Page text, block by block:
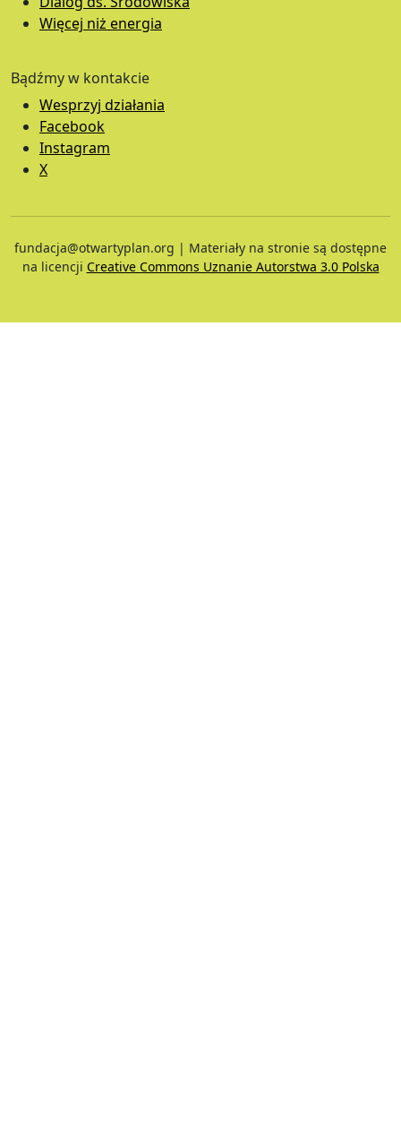
Więcej niż energia
Bądźmy w kontakcie
Wesprzyj działania
Facebook
Instagram
X
fundacja@otwartyplan.org | Materiały na stronie są dostępne
na licencji Creative Commons Uznanie Autorstwa 3.0 Polska